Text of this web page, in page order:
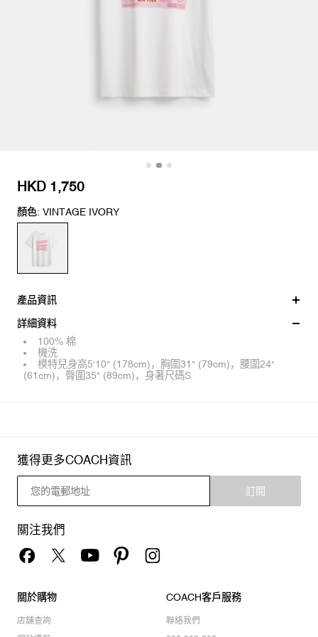
HKD 1,750
顏色: VINTAGE IVORY
產品資訊
詳細資料
100% 棉
機洗
模特兒身高5'10" (178cm)，胸圍31" (79cm)，腰圍24"
(61cm)，臀圍35" (89cm)，身著尺碼S
獲得更多COACH資訊
訂閱
關注我們
關於購物
店舖查詢
COACH客戶服務
聯絡我們